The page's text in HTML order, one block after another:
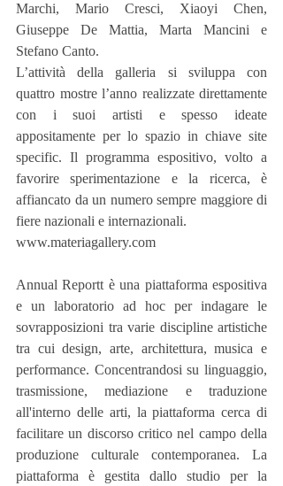
Marchi, Mario Cresci, Xiaoyi Chen,
Giuseppe De Mattia, Marta Mancini e
Stefano Canto.
L’attività della galleria si sviluppa con
quattro mostre l’anno realizzate direttamente
con i suoi artisti e spesso ideate
appositamente per lo spazio in chiave site
specific. Il programma espositivo, volto a
favorire sperimentazione e la ricerca, è
affiancato da un numero sempre maggiore di
fiere nazionali e internazionali.
www.materiagallery.com
Annual Reportt è una piattaforma espositiva
e un laboratorio ad hoc per indagare le
sovrapposizioni tra varie discipline artistiche
tra cui design, arte, architettura, musica e
performance. Concentrandosi su linguaggio,
trasmissione, mediazione e traduzione
all'interno delle arti, la piattaforma cerca di
facilitare un discorso critico nel campo della
produzione culturale contemporanea. La
piattaforma è gestita dallo studio per la